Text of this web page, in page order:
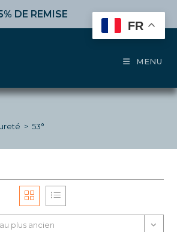
REMISEà partir de 50€ d’achat,
MENU
> 53°
plus ancien
FR